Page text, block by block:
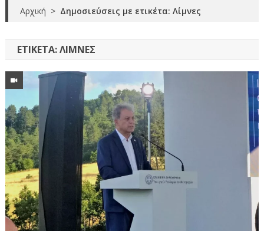
Αρχική > Δημοσιεύσεις με ετικέτα: Λίμνες
ΕΤΙΚΈΤΑ:ΛΊΜΝΕΣ